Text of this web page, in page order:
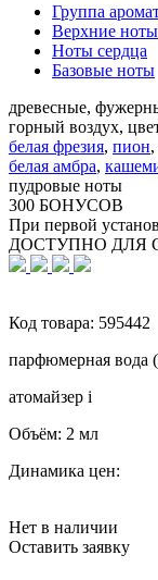
Группа
Верхние ноты
Ноты сердца
Базовые ноты
древесные,
горный воздух,
белая фрезия, пион,
белая амбра,
пудровые ноты
300 БОНУСОВ
При первой
ДОСТУПНО ДЛЯ
Код товара: 595442
парфюмерная вода
атомайзер i
Объём: 2 мл
Динамика цен:
Нет в наличии
Оставить заявку